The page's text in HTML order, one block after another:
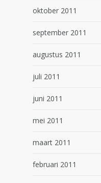
oktober 2011
september 2011
augustus 2011
juli 2011
juni 2011
mei 2011
maart 2011
februari 2011